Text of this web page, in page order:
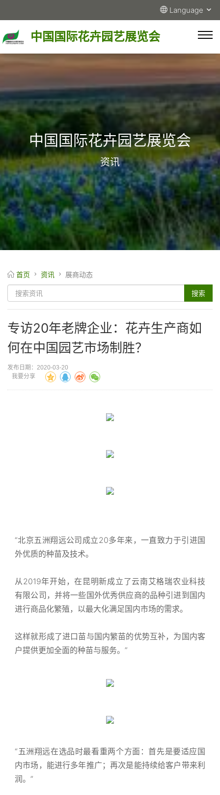
Language
中国国际花卉园艺展览会
中国国际花卉园艺展览会
资讯
首页 资讯 展商动态
专访20年老牌企业：花卉生产商如
何在中国园艺市场制胜？
发布日期：2020-03-20
我要分享
“北京五洲翔远公司成立20多年来，一直致力于引进国
外优质的种苗及技术。
从2019年开始，在昆明新成立了云南艾格瑞农业科技
有限公司，并将一些国外优秀供应商的品种引进到国内
进行商品化繁殖，以最大化满足国内市场的需求。
这样就形成了进口苗与国内繁苗的优势互补，为国内客
户提供更加全面的种苗与服务。”
“五洲翔远在选品时最看重两个方面：首先是要适应国
内市场，能进行多年推广；再次是能持续给客户带来利
润。”